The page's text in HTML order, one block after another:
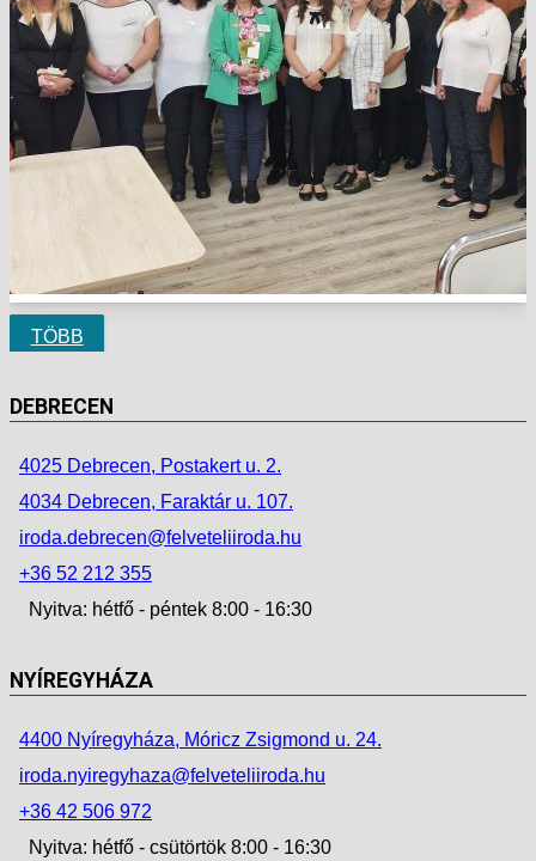
TÖBB
DEBRECEN
4025 Debrecen, Postakert u. 2.
4034 Debrecen, Faraktár u. 107.
iroda.debrecen@felveteliiroda.hu
+36 52 212 355
Nyitva: hétfő - péntek 8:00 - 16:30
NYÍREGYHÁZA
4400 Nyíregyháza, Móricz Zsigmond u. 24.
iroda.nyiregyhaza@felveteliiroda.hu
+36 42 506 972
Nyitva: hétfő - csütörtök 8:00 - 16:30